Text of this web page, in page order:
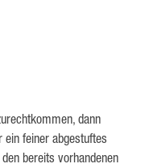
dann
ein feiner abgestuftes
bereits vorhandenen